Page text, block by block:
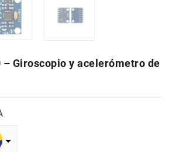
– Giroscopio y acelerómetro de